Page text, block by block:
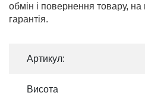
обмін і повернення товару, на
гарантія.
Артикул:
Висота